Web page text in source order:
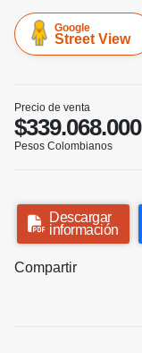
Google
Street View
Precio de venta
$339.068.000
Pesos Colombianos
Descargar
información
Compartir